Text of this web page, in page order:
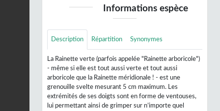
Informations espèce
Description Répartition Synonymes
La Rainette verte (parfois appelée "Rainette arboricole")
- même si elle est tout aussi verte et tout aussi
arboricole que la Rainette méridionale ! - est une
grenouille svelte mesurant 5 cm maximum. Les
extrémités de ses doigts sont en forme de ventouses,
lui permettant ainsi de grimper sur n’importe quel